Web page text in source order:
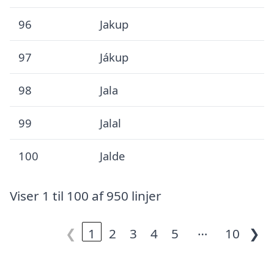
96 Jakup
97 Jákup
98 Jala
99 Jalal
100 Jalde
Viser 1 til 100 af 950 linjer
❮ 1 2 3 4 5 … 10 ❯